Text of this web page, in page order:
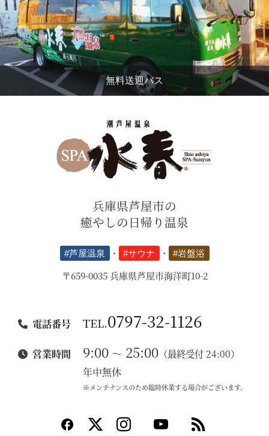
無料送迎バス
兵庫県芦屋市の
癒やしの日帰り温泉
#芦屋温泉 ・ #サウナ ・ #岩盤浴
〒659-0035 兵庫県芦屋市海洋町10-2
電話番号 TEL.0797-32-1126
営業時間 9:00 ～ 25:00 （最終受付 24:00）
年中無休
※メンテナンスのため臨時休業する場合がございます。